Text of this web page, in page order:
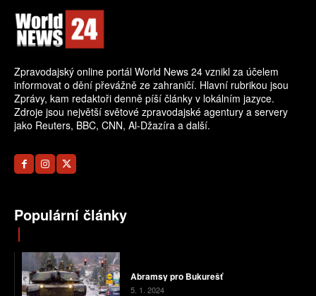
Zpravodajský online portál World News 24 vznikl za účelem
informovat o dění převážně ze zahraničí. Hlavní rubrikou jsou
Zprávy, kam redaktoři denně píší články v lokálním jazyce.
Zdroje jsou největší světové zpravodajské agentury a servery
jako Reuters, BBC, CNN, Al-Džazíra a další.
Populární články
Abramsy pro Bukurešť
5. 1. 2024